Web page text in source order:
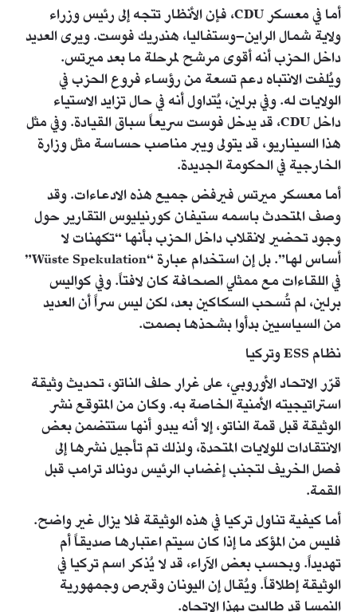
أما في معسكر CDU، فإن الأنظار تتجه إلى رئيس وزراء
ولاية شمال الراين–وستفاليا، هندريك فوست. ويرى العديد
داخل الحزب أنه أقوى مرشح لمرحلة ما بعد ميرتس.
ويُلفت الانتباه دعم تسعة من رؤساء فروع الحزب في
الولايات له. وفي برلين، يُتداول أنه في حال تزايد الاستياء
داخل CDU، قد يدخل فوست سريعاً سباق القيادة. وفي مثل
هذا السيناريو، قد يتولى ويبر مناصب حساسة مثل وزارة
الخارجية في الحكومة الجديدة.
أما معسكر ميرتس فيرفض جميع هذه الادعاءات. وقد
وصف المتحدث باسمه ستيفان كورنيليوس التقارير حول
وجود تحضير لانقلاب داخل الحزب بأنها “تكهنات لا
أساس لها”. بل إن استخدام عبارة “Wüste Spekulation”
في اللقاءات مع ممثلي الصحافة كان لافتاً. وفي كواليس
برلين، لم تُسحب السكاكين بعد، لكن ليس سراً أن العديد
من السياسيين بدأوا بشحذها بصمت.
نظام ESS وتركيا
قرّر الاتحاد الأوروبي، على غرار حلف الناتو، تحديث وثيقة
استراتيجيته الأمنية الخاصة به. وكان من المتوقع نشر
الوثيقة قبل قمة الناتو، إلا أنه يبدو أنها ستتضمن بعض
الانتقادات للولايات المتحدة، ولذلك تم تأجيل نشرها إلى
فصل الخريف لتجنب إغضاب الرئيس دونالد ترامب قبل
القمة.
أما كيفية تناول تركيا في هذه الوثيقة فلا يزال غير واضح.
فليس من المؤكد ما إذا كان سيتم اعتبارها صديقاً أم
تهديداً. وبحسب بعض الآراء، قد لا يُذكر اسم تركيا في
الوثيقة إطلاقاً. ويُقال إن اليونان وقبرص وجمهورية